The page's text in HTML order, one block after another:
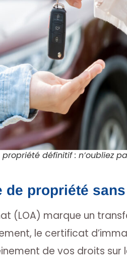
définitif : n’oubliez
propriété
(LOA) marque un
le certificat
de vos droits sur